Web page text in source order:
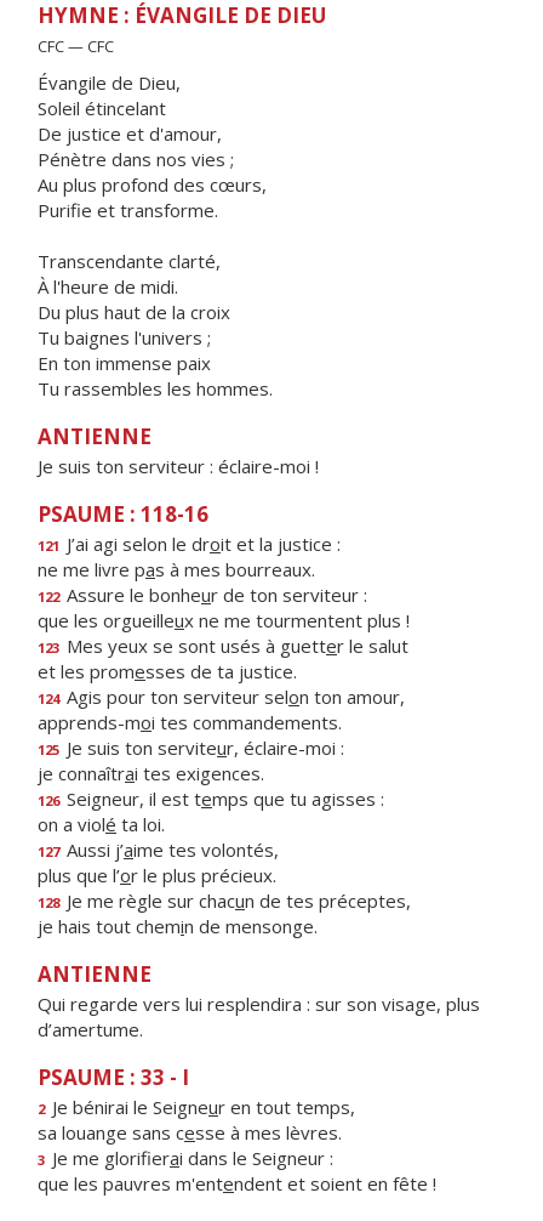
HYMNE : ÉVANGILE DE DIEU
CFC — CFC
Évangile de Dieu,
Soleil étincelant
De justice et d'amour,
Pénètre dans nos vies ;
Au plus profond des cœurs,
Purifie et transforme.
Transcendante clarté,
À l'heure de midi.
Du plus haut de la croix
Tu baignes l'univers ;
En ton immense paix
Tu rassembles les hommes.
ANTIENNE
Je suis ton serviteur : éclaire-moi !
PSAUME : 118-16
121 J’ai agi selon le droit et la justice :
ne me livre pas à mes bourreaux.
122 Assure le bonheur de ton serviteur :
que les orgueilleux ne me tourmentent plus !
123 Mes yeux se sont usés à guetter le salut
et les promesses de ta justice.
124 Agis pour ton serviteur selon ton amour,
apprends-moi tes commandements.
125 Je suis ton serviteur, éclaire-moi :
je connaîtrai tes exigences.
126 Seigneur, il est temps que tu agisses :
on a violé ta loi.
127 Aussi j’aime tes volontés,
plus que l’or le plus précieux.
128 Je me règle sur chacun de tes préceptes,
je hais tout chemin de mensonge.
ANTIENNE
Qui regarde vers lui resplendira : sur son visage, plus
d’amertume.
PSAUME : 33 - I
2 Je bénirai le Seigneur en tout temps,
sa louange sans cesse à mes lèvres.
3 Je me glorifierai dans le Seigneur :
que les pauvres m'entendent et soient en fête !